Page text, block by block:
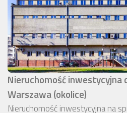
Nieruchomość inwestycyjna
Warszawa (okolice)
Nieruchomość inwestycyjna na